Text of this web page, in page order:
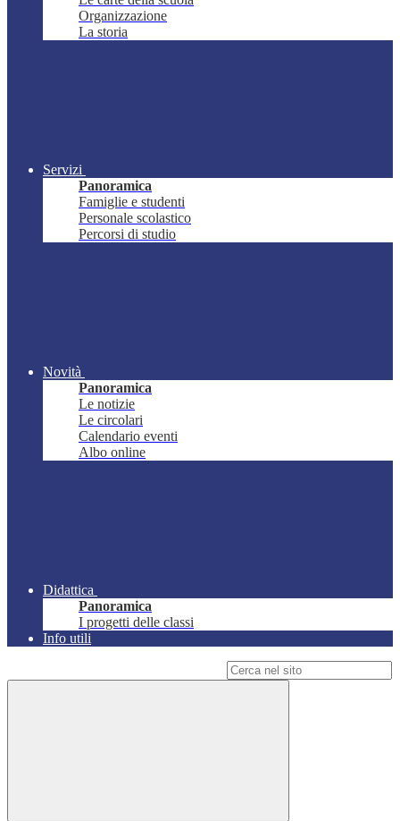
Organizzazione
La storia
Servizi
Panoramica
Famiglie e studenti
Personale scolastico
Percorsi di studio
Novità
Panoramica
Le notizie
Le circolari
Calendario eventi
Albo online
Didattica
Panoramica
I progetti delle classi
Info utili